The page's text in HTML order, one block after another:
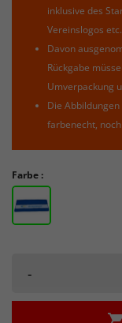
inklusive des
Vereinslogos
Davon
Rückgabe
Umverpackung
Die
farbenecht,
Farbe :
-